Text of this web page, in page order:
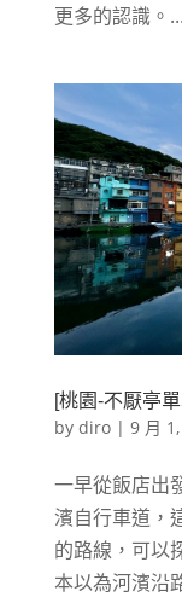
更多的認識。...
[桃園-不厭亭
by diro| 9 月
一早從飯店出
濱自行車道，
的路線，可以
本以為河濱沿